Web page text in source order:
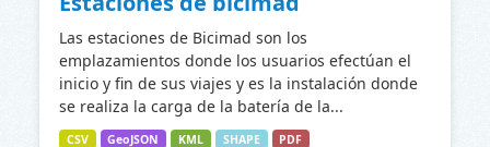
Las estaciones de Bicimad son los
emplazamientos donde los usuarios efectúan el
inicio y fin de sus viajes y es la instalación donde
se realiza la carga de la batería de la...
CSV GeoJSON KML SHAPE PDF